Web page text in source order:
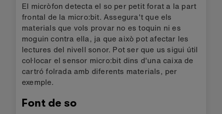
El micròfon detecta el so per petit forat a la part
frontal de la micro:bit. Assegura't que els
materials que vols provar no es toquin ni es
moguin contra ella, ja que això pot afectar les
lectures del nivell sonor. Pot ser que us sigui útil
col·locar el sensor micro:bit dins d'una caixa de
cartró folrada amb diferents materials, per
exemple.
Font de so